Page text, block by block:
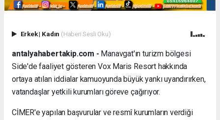
Erkek| Kadın (Haberi Sesli Oku)
antalyahabertakip.com - Manavgat'ın turizm bölgesi
Side'de faaliyet gösteren Vox Maris Resort hakkında
ortaya atılan iddialar kamuoyunda büyük yankı uyandırırken,
vatandaşlar yetkili kurumları göreve çağırıyor.
CİMER'e yapılan başvurular ve resmî kurumların verdiği